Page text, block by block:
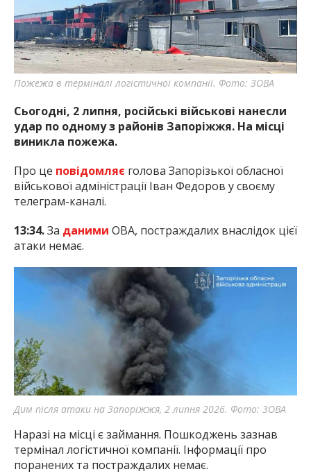
найважливішу інформацію про події
міста Запоріжжя та області.
Пожежа в терміналі логістичної компанії. Фото: ЗОВА
Сьогодні, 2 липня, російські військові нанесли
удар по одному з районів Запоріжжя. На місці
виникла пожежа.
Про це повідомляє голова Запорізької обласної
військової адміністрації Іван Федоров у своєму
телеграм-каналі.
13:34.За даними ОВА, постраждалих внаслідок цієї
атаки немає.
Дим після атаки на Запоріжжя, 2 липня 2026. Фото: ЗОВА
Наразі на місці є займання. Пошкоджень зазнав
термінал логістичної компанії. Інформації про
поранених та постраждалих немає.